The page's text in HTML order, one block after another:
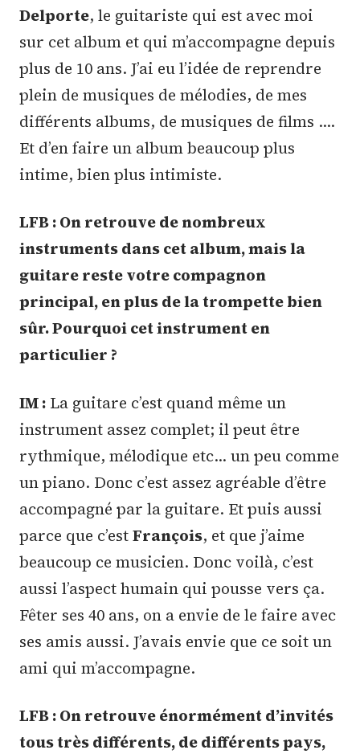
Delporte, le guitariste qui est avec moi
sur cet album et qui m’accompagne depuis
plus de 10 ans. J’ai eu l’idée de reprendre
plein de musiques de mélodies, de mes
différents albums, de musiques de films ….
Et d’en faire un album beaucoup plus
intime, bien plus intimiste.
LFB : On retrouve de nombreux
instruments dans cet album, mais la
guitare reste votre compagnon
principal, en plus de la trompette bien
sûr. Pourquoi cet instrument en
particulier ?
IM : La guitare c’est quand même un
instrument assez complet; il peut être
rythmique, mélodique etc… un peu comme
un piano. Donc c’est assez agréable d’être
accompagné par la guitare. Et puis aussi
parce que c’estFrançois, et que j’aime
beaucoup ce musicien. Donc voilà, c’est
aussi l’aspect humain qui pousse vers ça.
Fêter ses 40 ans, on a envie de le faire avec
ses amis aussi. J’avais envie que ce soit un
ami qui m’accompagne.
LFB : On retrouve énormément d’invités
tous très différents, de différents pays,